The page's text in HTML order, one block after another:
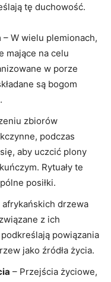
tę duchowość.
– W wielu plemionach,
mające na celu
w porze
są bogom
zbiorów
podczas
aby uczcić plony
Rytuały te
posiłki.
drzewa
z ich
powiązania
jako źródła życia.
– Przejścia życiowe,